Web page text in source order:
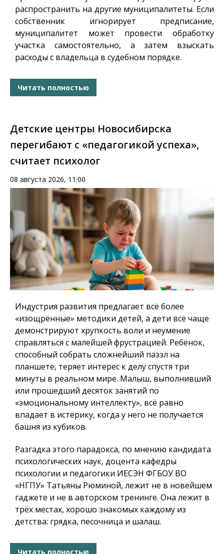
распространить на другие муниципалитеты. Если
собственник игнорирует предписание,
муниципалитет может провести обработку
участка самостоятельно, а затем взыскать
расходы с владельца в судебном порядке.
Читать полностью
Детские центры Новосибирска
перегибают с «педагогикой успеха»,
считает психолог
08 августа 2026, 11:00
Индустрия развития предлагает всё более
«изощрённые» методики детей, а дети всё чаще
демонстрируют хрупкость воли и неумение
справляться с малейшей фрустрацией. Ребёнок,
способный собрать сложнейший паззл на
планшете, теряет интерес к делу спустя три
минуты в реальном мире. Малыш, выполнивший
или прошедший десяток занятий по
«эмоциональному интеллекту», всё равно
впадает в истерику, когда у него не получается
башня из кубиков.
Разгадка этого парадокса, по мнению кандидата
психологических наук, доцента кафедры
психологии и педагогики ИЕСЭН ФГБОУ ВО
«НГПУ» Татьяны Рюминой, лежит не в новейшем
гаджете и не в авторском тренинге. Она лежит в
трёх местах, хорошо знакомых каждому из
детства: грядка, песочница и шалаш.
Читать полностью